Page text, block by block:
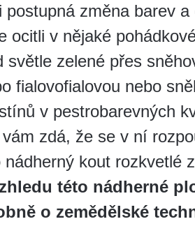
postupná změna barev
ocitli v nějaké
světle zelené přes
fialovofialovou nebo
v pestrobarevných
zdá, že se v ní
kout rozkvetlé
této nádherné
o zemědělské